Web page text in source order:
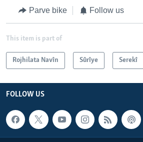
Parve bike Follow us
This item is part of
Rojhilata Navîn Sûrîye Serekî
FOLLOW US